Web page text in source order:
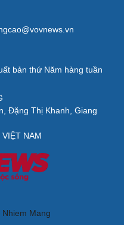
bản thứ Năm hàng tuần
Đặng Thị Khanh, Giang
NAM